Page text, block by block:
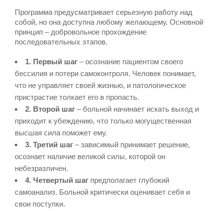
Программа предусматривает серьезную работу над
собой, но она доступна любому желающему. Основной
принцип – добровольное прохождение
последовательных этапов.
1. Первый шаг – осознание пациентом своего
бессилия и потери самоконтроля. Человек понимает,
что не управляет своей жизнью, и патологическое
пристрастие толкает его в пропасть.
2. Второй шаг – больной начинает искать выход и
приходит к убеждению, что только могущественная
высшая сила поможет ему.
3. Третий шаг – зависимый принимает решение,
осознает наличие великой силы, которой он
небезразличен.
4. Четвертый шаг предполагает глубокий
самоанализ. Больной критически оценивает себя и
свои поступки.